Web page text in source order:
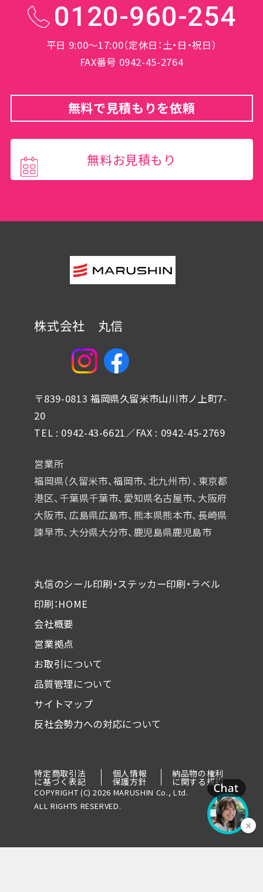
0120-960-254
平日 9:00～17:00（定休日：土・日・祝日）
FAX番号 0942-45-2764
無料で見積もりを依頼
無料お見積もり
株式会社 丸信
〒839-0813 福岡県久留米市山川市ノ上町7-
20
TEL : 0942-43-6621／FAX : 0942-45-2769
営業所
福岡県（久留米市、福岡市、北九州市）、東京都
港区、千葉県千葉市、 愛知県名古屋市、大阪府
大阪市、広島県広島市、熊本県熊本市、 長崎県
諫早市、大分県大分市、鹿児島県鹿児島市
丸信のシール印刷・ステッカー印刷・ラベル
印刷：HOME
会社概要
営業拠点
お取引について
品質管理について
サイトマップ
反社会勢力への対応について
特定商取引法
に基づく表記
個人情報
保護方針
納品物の権利
に関する規約
COPYRIGHT (C) 2026 MARUSHIN Co., Ltd.
ALL RIGHTS RESERVED.